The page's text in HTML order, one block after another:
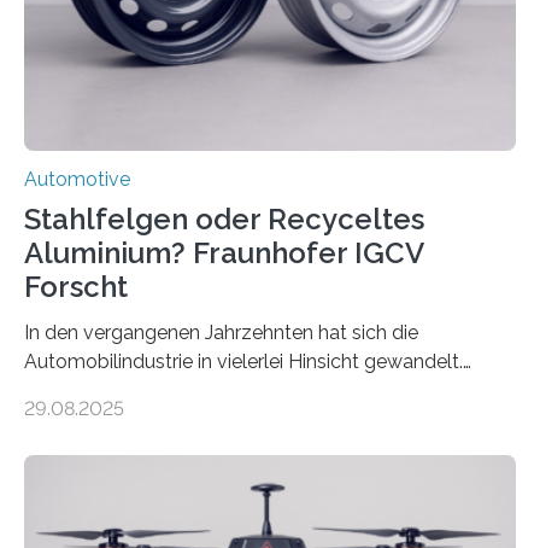
Automotive
Stahlfelgen oder Recyceltes
Aluminium? Fraunhofer IGCV
Forscht
In den vergangenen Jahrzehnten hat sich die
Automobilindustrie in vielerlei Hinsicht gewandelt.
hat Aluminium aufgrund seiner Leichtigkeit und
auch grundlegende Fragen betreffend Nachhaltigkeit
29.08.2025